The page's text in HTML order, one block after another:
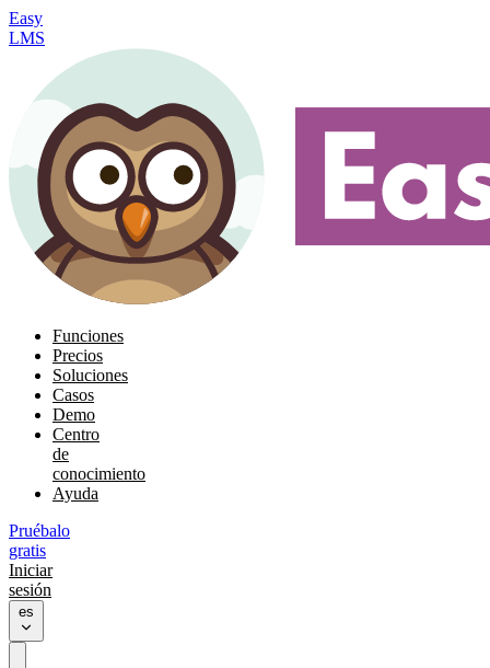
Easy
LMS
Funciones
Precios
Soluciones
Casos
Demo
Centro
de
conocimiento
Ayuda
Pruébalo
gratis
Iniciar
sesión
es